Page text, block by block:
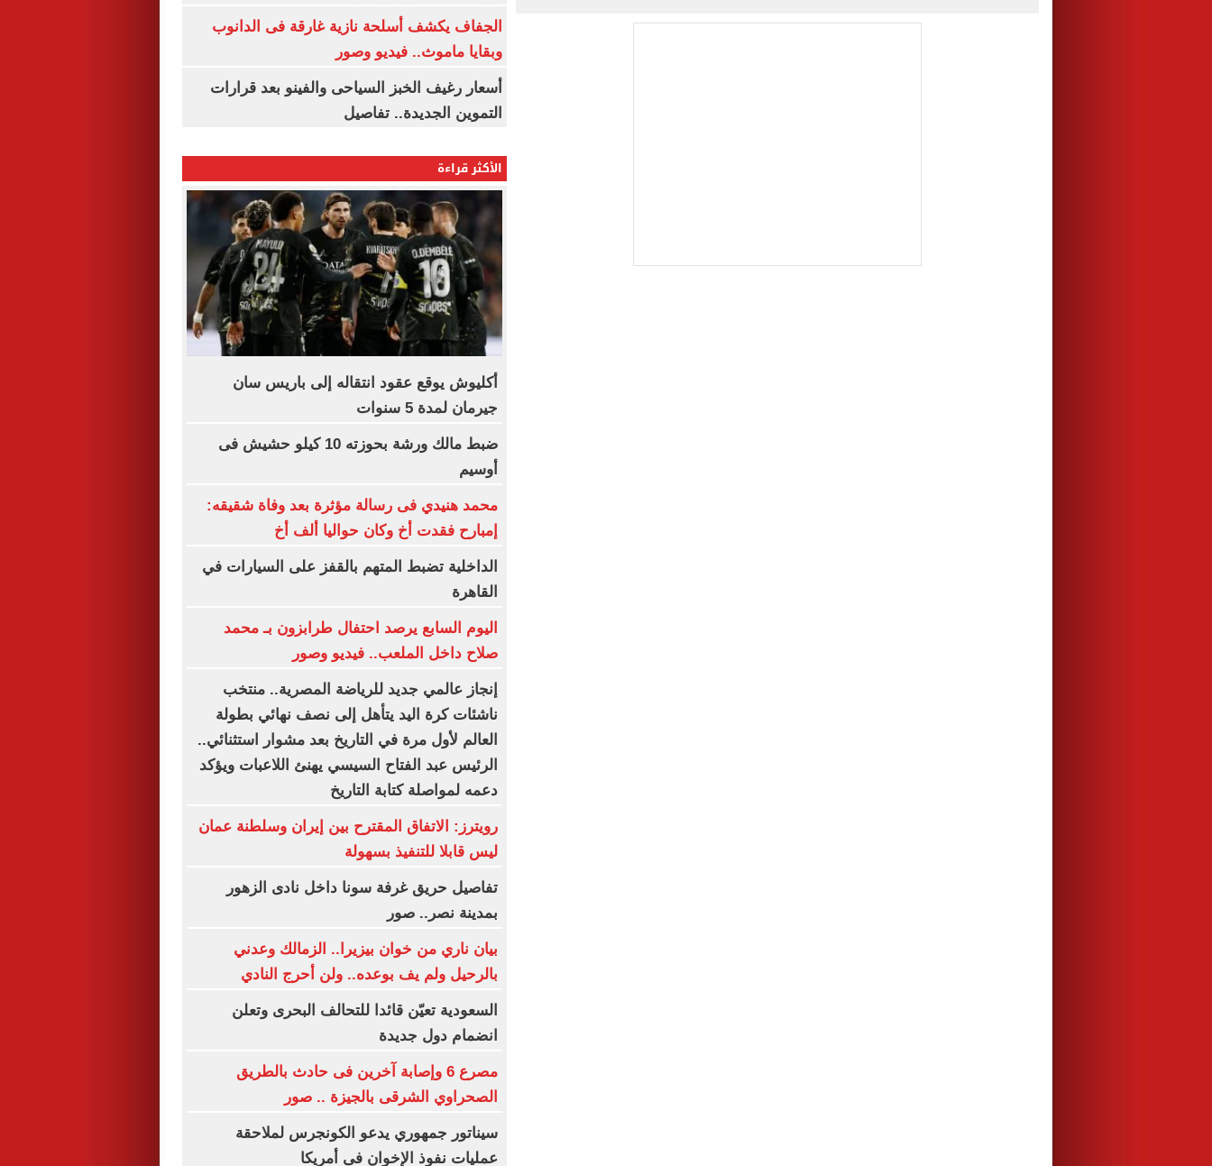
الجفاف يكشف أسلحة نازية غارقة فى الدانوب
وبقايا ماموث.. فيديو وصور
أسعار رغيف الخبز السياحى والفينو بعد قرارات
التموين الجديدة.. تفاصيل
الأكثر قراءة
أكليوش يوقع عقود انتقاله إلى باريس سان
جيرمان لمدة 5 سنوات
ضبط مالك ورشة بحوزته 10 كيلو حشيش فى
أوسيم
محمد هنيدي فى رسالة مؤثرة بعد وفاة شقيقه:
إمبارح فقدت أخ وكان حواليا ألف أخ
الداخلية تضبط المتهم بالقفز على السيارات في
القاهرة
اليوم السابع يرصد احتفال طرابزون بـ محمد
صلاح داخل الملعب.. فيديو وصور
إنجاز عالمي جديد للرياضة المصرية.. منتخب
ناشئات كرة اليد يتأهل إلى نصف نهائي بطولة
العالم لأول مرة في التاريخ بعد مشوار استثنائي..
الرئيس عبد الفتاح السيسي يهنئ اللاعبات ويؤكد
دعمه لمواصلة كتابة التاريخ
رويترز: الاتفاق المقترح بين إيران وسلطنة عمان
ليس قابلا للتنفيذ بسهولة
تفاصيل حريق غرفة سونا داخل نادى الزهور
بمدينة نصر.. صور
بيان ناري من خوان بيزيرا.. الزمالك وعدني
بالرحيل ولم يف بوعده.. ولن أحرج النادي
السعودية تعيّن قائدا للتحالف البحرى وتعلن
انضمام دول جديدة
مصرع 6 وإصابة آخرين فى حادث بالطريق
الصحراوي الشرقى بالجيزة .. صور
سيناتور جمهوري يدعو الكونجرس لملاحقة
عمليات نفوذ الإخوان فى أمريكا